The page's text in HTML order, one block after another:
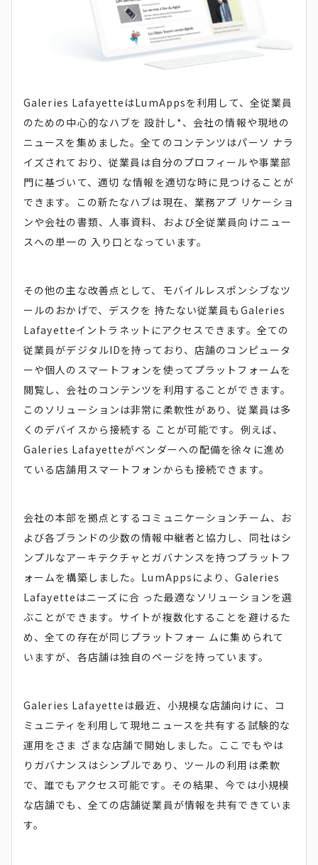
Galeries LafayetteはLumAppsを利用して、全従業員
のための中心的なハブを 設計し*、会社の情報や現地の
ニュースを集めました。全てのコンテンツはパーソ ナラ
イズされており、従業員は自分のプロフィールや事業部
門に基づいて、適切 な情報を適切な時に見つけることが
できます。この新たなハブは現在、業務アプ リケーショ
ンや会社の書類、人事資料、および全従業員向けニュー
スへの単一の 入り口となっています。
その他の主な改善点として、モバイルレスポンシブなツ
ールのおかげで、デスクを 持たない従業員もGaleries
Lafayetteイントラネットにアクセスできます。全ての
従業員がデジタルIDを持っており、店舗のコンピュータ
ーや個人のスマートフォンを使ってプラットフォームを
閲覧し、会社のコンテンツを利用することができます。
このソリューションは非常に柔軟性があり、従業員は多
くのデバイスから接続する ことが可能です。例えば、
Galeries Lafayetteがベンダーへの配備を徐々に進め
ている店舗用スマートフォンからも接続できます。
会社の本部を拠点とするコミュニケーションチーム、お
よび各ブランドの少数の情報中継者と協力し、同社はシ
ンプルなアーキテクチャとガバナンスを持つプラットフ
ォームを構築しました。LumAppsにより、Galeries
Lafayetteはニーズに合 った最適なソリューションを選
ぶことができます。サイトが複数化することを避けるた
め、全ての存在が同じプラットフォー ムに集められて
いますが、各店舗は独自のページを持っています。
Galeries Lafayetteは最近、小規模な店舗向けに、コ
ミュニティを利用して現地ニュースを共有する試験的な
運用をさま ざまな店舗で開始しました。ここでもやは
りガバナンスはシンプルであり、ツールの利用は柔軟
で、誰でもアクセス可能です。その結果、今では小規模
な店舗でも、全ての店舗従業員が情報を共有できていま
す。